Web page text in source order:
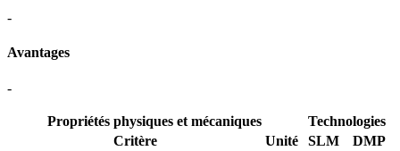
-
Avantages
-
Propriétés physiques et mécaniques
Technologies
Critère
Unité SLM
DMP